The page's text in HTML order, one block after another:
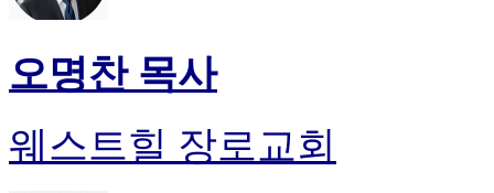
오명찬 목사
웨스트힐 장로교회